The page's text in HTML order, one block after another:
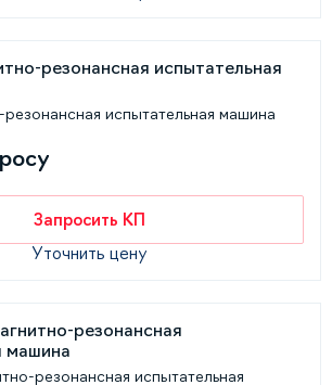
резонансная испытательная машина
Запросить КП
Уточнить цену
резонансная испытательная